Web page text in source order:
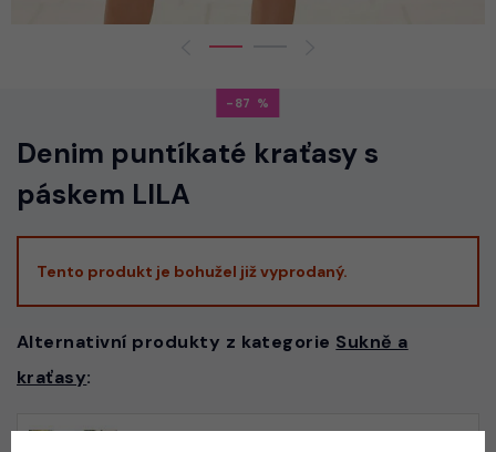
-87
Denim puntíkaté kraťasy s
páskem LILA
Tento produkt je bohužel již vyprodaný.
Alternativní produkty z kategorie Sukně a
kraťasy: